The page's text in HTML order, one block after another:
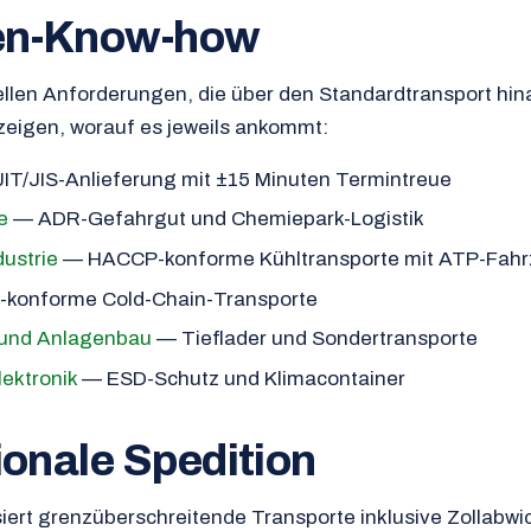
Know-how
Anforderungen, die über den Standardtransport
worauf es jeweils ankommt:
JIS-Anlieferung mit ±15 Minuten Termintreue
— ADR-Gefahrgut und Chemiepark-Logistik
— HACCP-konforme Kühltransporte mit ATP-
Cold-Chain-Transporte
Anlagenbau — Tieflader und Sondertransporte
— ESD-Schutz und Klimacontainer
Spedition
grenzüberschreitende Transporte inklusive